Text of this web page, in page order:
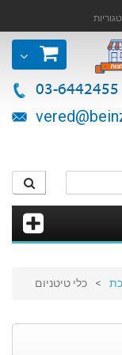
03-6442455
> כלי טיטניום